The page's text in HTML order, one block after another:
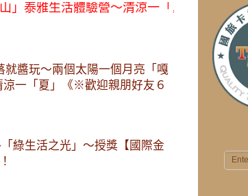
體驗營～清涼一「夏」《※歡迎親朋好友
醬玩～兩個太陽一個月亮「嘎
一「夏」《※歡迎親朋好友６
綠生活之光」～授獎【國際金